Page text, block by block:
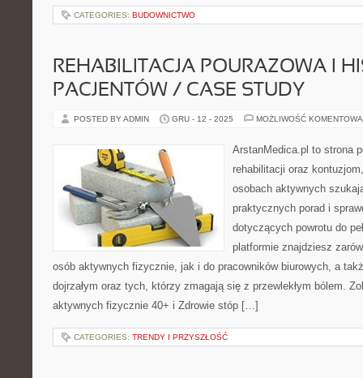
CATEGORIES: BUDOWNICTWO
REHABILITACJA POURAZOWA I
PACJENTÓW / CASE STUDY
POSTED BY ADMIN GRU - 12 - 2025 MOŻLIWOŚĆ
ArstanMedica.pl to strona
rehabilitacji oraz
osobach aktywnych
praktycznych porad i
dotyczących powrotu do
platformie znajdziesz
osób aktywnych fizycznie, jak i do pracowników biurowych, a
dojrzałym oraz tych, którzy zmagają się z przewlekłym bólem.
aktywnych fizycznie 40+ i Zdrowie stóp […]
CATEGORIES: TRENDY I PRZYSZŁOŚĆ